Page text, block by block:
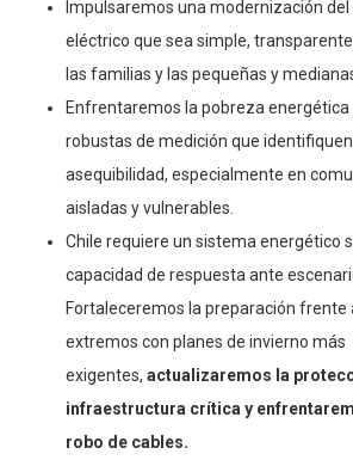
Impulsaremos una modernización
eléctrico que sea simple,
las familias y las pequeñas y
Enfrentaremos la pobreza
robustas de medición que
asequibilidad, especialmente en
aisladas y vulnerables.
Chile requiere un sistema energético
capacidad de respuesta ante
Fortaleceremos la preparación frente
extremos con planes de invierno más
exigentes, actualizaremos la
infraestructura crítica y
robo de cables.